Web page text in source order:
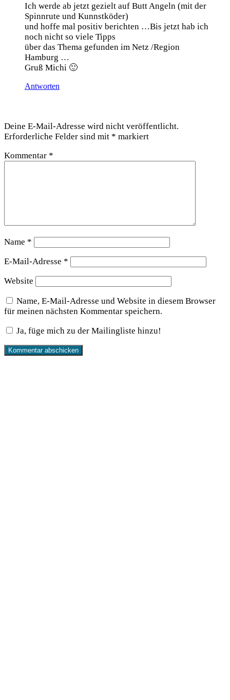
Ich wer­de ab jetzt gezielt auf Butt Angeln (mit der
Spinn­ru­te und Kunnstköder)
und hof­fe mal posi­tiv berich­ten …Bis jetzt hab ich
noch nicht so vie­le Tipps
über das The­ma gefun­den im Netz /Region
Hamburg …
Gruß Michi 🙂
Antworten
Deine E-Mail-Adresse wird nicht veröffentlicht.
Erforderliche Felder sind mit * markiert
Kommentar *
Name *
E-Mail-Adresse *
Website
Name, E-Mail-Adresse und Website in diesem Browser
für meinen nächsten Kommentar speichern.
Ja, füge mich zu der Mailingliste hinzu!